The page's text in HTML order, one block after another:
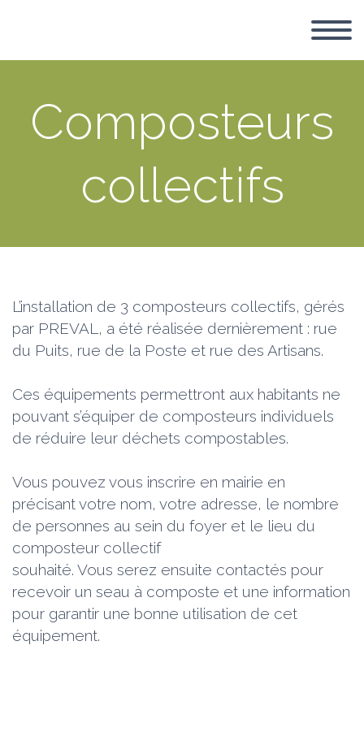
Composteurs
collectifs
L’installation de 3 composteurs collectifs, gérés
par PREVAL, a été réalisée dernièrement : rue
du Puits, rue de la Poste et rue des Artisans.
Ces équipements permettront aux habitants ne
pouvant s’équiper de composteurs individuels
de réduire leur déchets compostables.
Vous pouvez vous inscrire en mairie en
précisant votre nom, votre adresse, le nombre
de personnes au sein du foyer et le lieu du
composteur collectif
souhaité. Vous serez ensuite contactés pour
recevoir un seau à composte et une information
pour garantir une bonne utilisation de cet
équipement.